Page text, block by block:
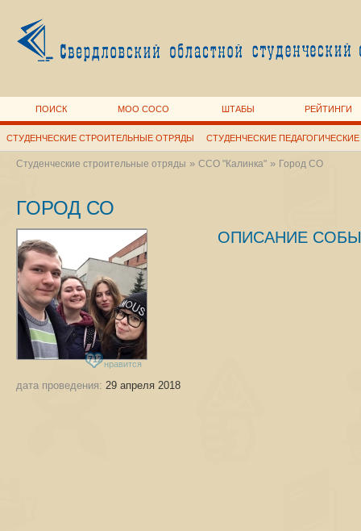
ПОИСК МОО СОСО ШТАБЫ РЕЙТИНГИ
СТУДЕНЧЕСКИЕ СТРОИТЕЛЬНЫЕ ОТРЯДЫ СТУДЕНЧЕСКИЕ
Студенческие строительные отряды » ССО "Калинка"» Город СО
ГОРОД СО
712 нравится
дата проведения: 29 апреля 2018
ОПИСАНИЕ